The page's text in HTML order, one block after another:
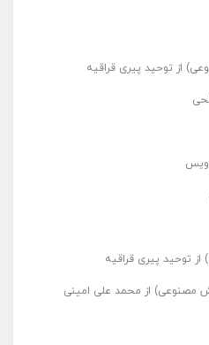
از توحید پیری قراقیه
ویس
توحید پیری قراقیه
مصنوعی) از محمد علی امینی